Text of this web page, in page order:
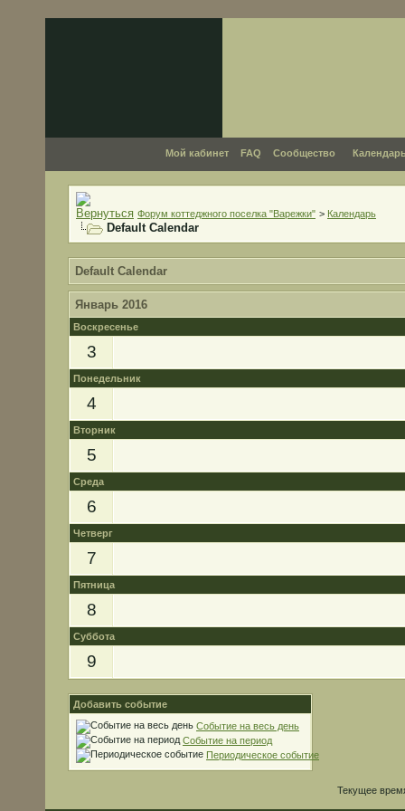
Мой кабинет FAQ Сообщество
Форум коттеджного поселка "Варежки" > Календарь
Default Calendar
Default Calendar
Январь 2016
Воскресенье
3
Понедельник
4
Вторник
5
Среда
6
Четверг
7
Пятница
8
Суббота
9
Добавить событие
Событие на весь день
Событие на период
Периодическое событие
Текущее